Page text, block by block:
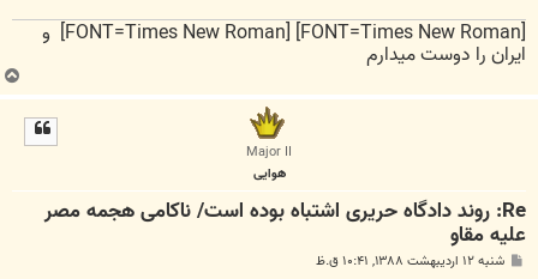
[FONT=Times New Roman] [FONT=Times New Roman] و
ایران را دوست میدارم
Major II
هوایی
Re: روند دادگاه حریری اشتباه بوده است/ ناکامی هجمه مصر
علیه مقاو
شنبه ۱۲ اردیبهشت ۱۳۸۸, ۱۰:۴۱ ق.ظ